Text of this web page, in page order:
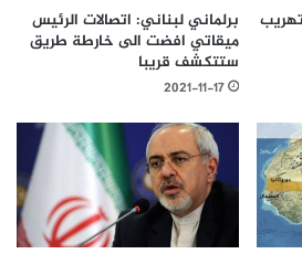
برلماني لبناني: اتصالات الرئيس
ميقاتي افضت الى خارطة طريق
ستتكشف قريبا
2021-11-17